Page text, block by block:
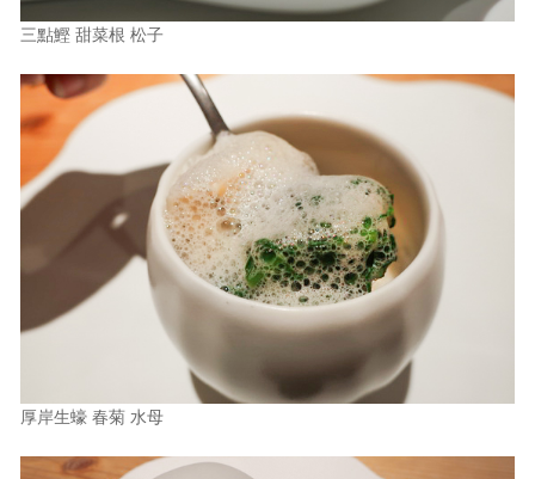
三點鰹 甜菜根 松子
厚岸生蠔 春菊 水母